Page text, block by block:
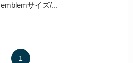
emblemサイズ/...
1